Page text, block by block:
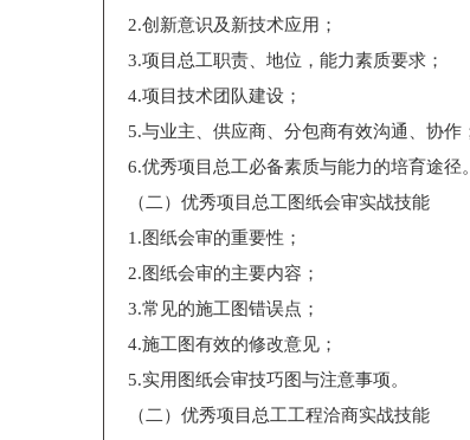
2.创新意识及新技术应用；
3.项目总工职责、地位，能力素质要求；
4.项目技术团队建设；
5.与业主、供应商、分包商有效沟通、协作
6.优秀项目总工必备素质与能力的培育途径。
（二）优秀项目总工图纸会审实战技能
1.图纸会审的重要性；
2.图纸会审的主要内容；
3.常见的施工图错误点；
4.施工图有效的修改意见；
5.实用图纸会审技巧图与注意事项。
（二）优秀项目总工工程洽商实战技能